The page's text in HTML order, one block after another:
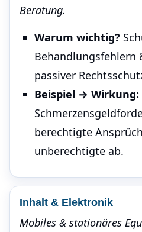
Beratung.
Warum wichtig?
Behandlungsfehlern
passiver
Beispiel → Wirkung:
berechtigte
unberechtigte ab.
Inhalt & Elektronik
Mobiles & stationäres